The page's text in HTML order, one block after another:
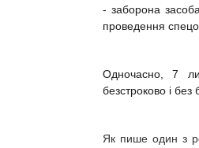
- заборона
проведення
Одночасно, 7
безстроково і
Як пише один з